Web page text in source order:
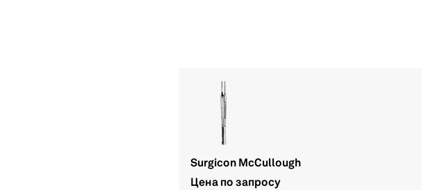
Surgicon McCullough
Цена по запросу